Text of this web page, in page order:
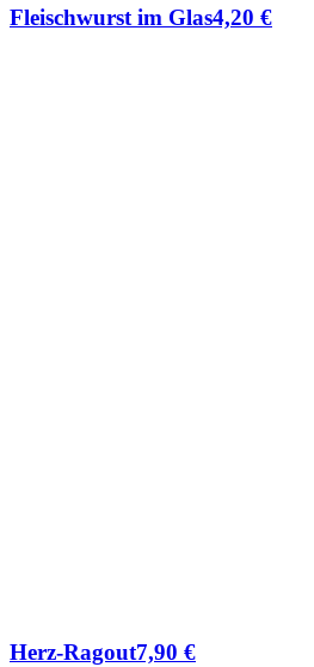
Fleischwurst im Glas4,20 €
Herz-Ragout7,90 €